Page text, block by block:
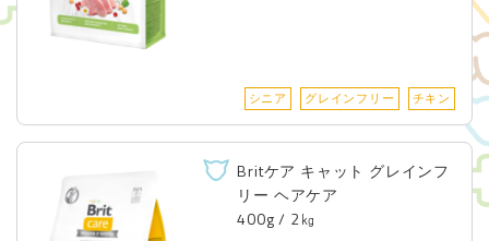
シニア グレインフリー チキン
Britケア キャット グレインフ
リー ヘアケア
400g / 2㎏